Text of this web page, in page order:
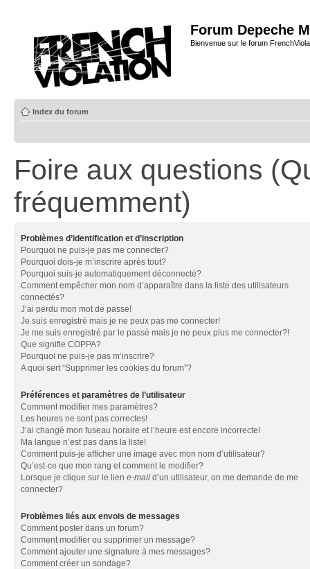
Forum Depeche
Bienvenue sur le forum
Index du forum
Foire aux questions
fréquemment)
Problèmes d’identification et d’inscription
Pourquoi ne puis-je pas me connecter?
Pourquoi dois-je m’inscrire après tout?
Pourquoi suis-je automatiquement déconnecté?
Comment empêcher mon nom d’apparaître dans la liste des utilisateurs
connectés?
J’ai perdu mon mot de passe!
Je suis enregistré mais je ne peux pas me connecter!
Je me suis enregistré par le passé mais je ne peux plus me connecter?!
Que signifie COPPA?
Pourquoi ne puis-je pas m’inscrire?
A quoi sert “Supprimer les cookies du forum”?
Préférences et paramètres de l’utilisateur
Comment modifier mes paramètres?
Les heures ne sont pas correctes!
J’ai changé mon fuseau horaire et l’heure est encore incorrecte!
Ma langue n’est pas dans la liste!
Comment puis-je afficher une image avec mon nom d’utilisateur?
Qu’est-ce que mon rang et comment le modifier?
Lorsque je clique sur le lien e-mail d’un utilisateur, on me demande de me
connecter?
Problèmes liés aux envois de messages
Comment poster dans un forum?
Comment modifier ou supprimer un message?
Comment ajouter une signature à mes messages?
Comment créer un sondage?